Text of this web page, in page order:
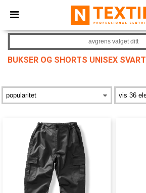
× Ntextil-app
Bedre priser i appen!
BUKSER OG SHORTS UNISEX SVART
avgrens valget ditt